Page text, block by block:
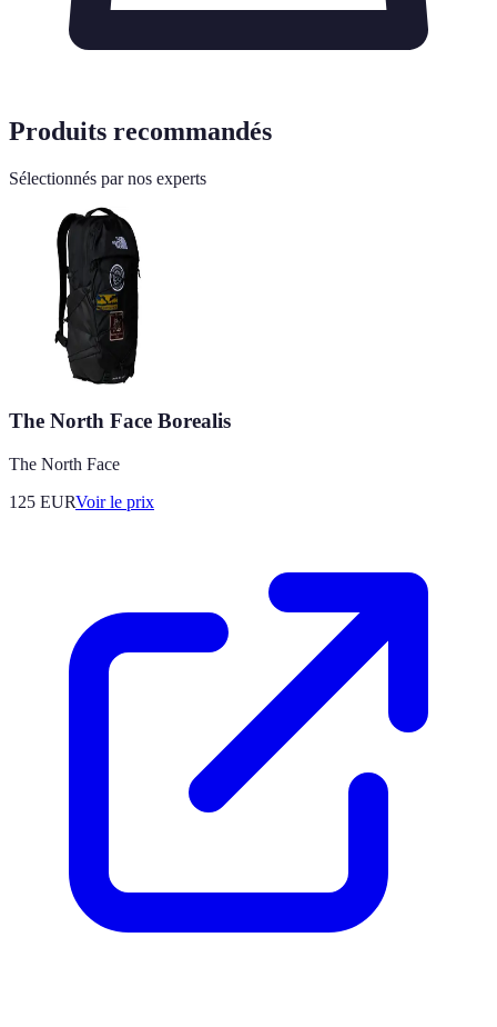
Produits recommandés
Sélectionnés par nos experts
The North Face Borealis
The North Face
125 EURVoir le prix